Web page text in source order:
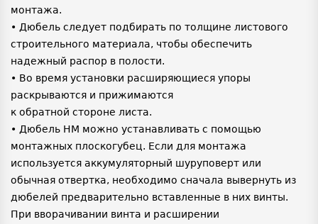
монтажа.
• Дюбель следует подбирать по толщине листового
строительного материала, чтобы обеспечить
надежный распор в полости.
• Во время установки расширяющиеся упоры
раскрываются и прижимаются
к обратной стороне листа.
• Дюбель HM можно устанавливать с помощью
монтажных плоскогубец. Если для монтажа
используется аккумуляторный шуруповерт или
обычная отвертка, необходимо сначала вывернуть из
дюбелей предварительно вставленные в них винты.
При вворачивании винта и расширении